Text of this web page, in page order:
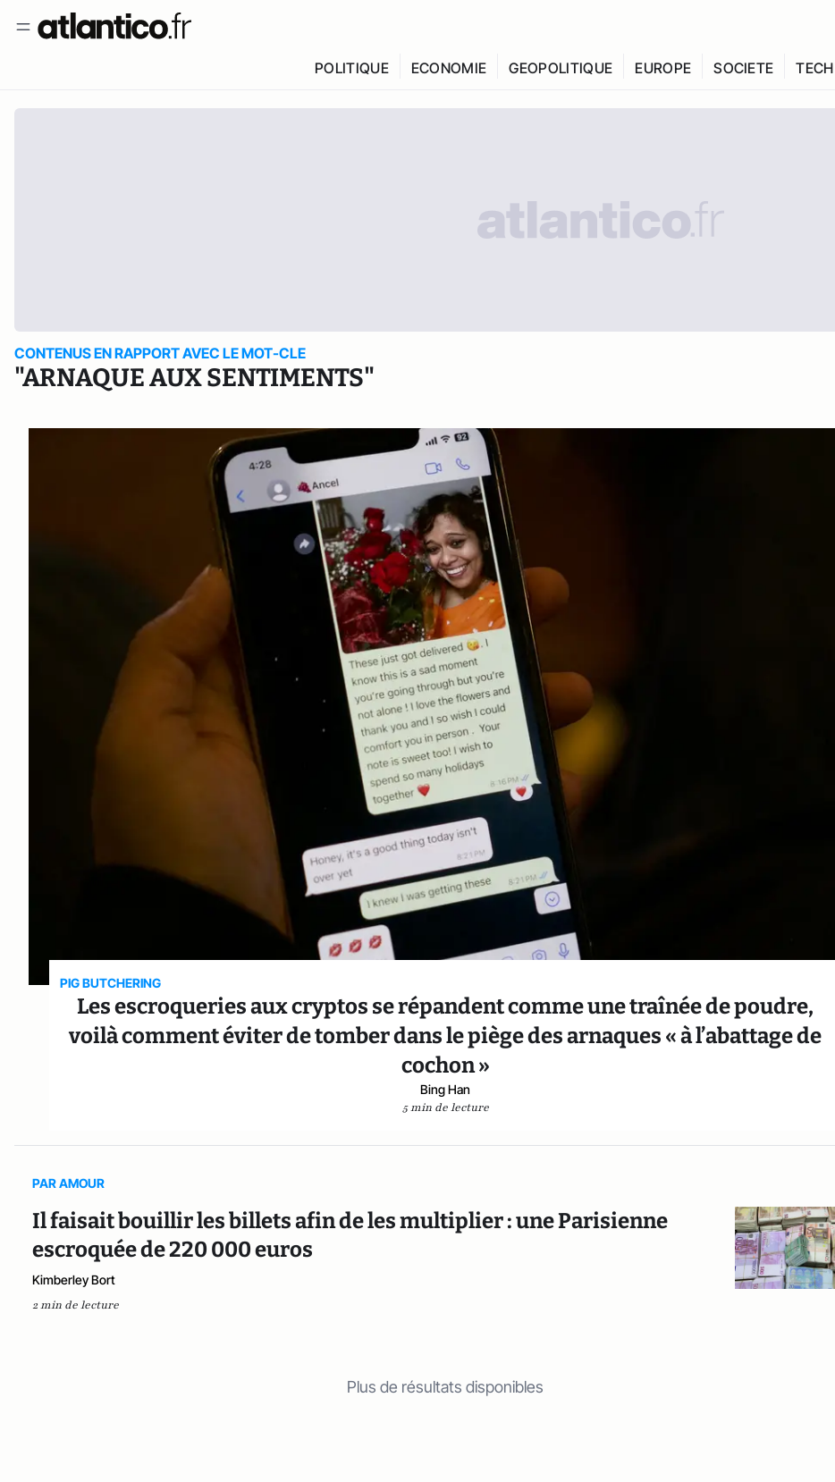
POLITIQUE ECONOMIE GEOPOLITIQUE EUROPE SOCIETE
CONTENUS EN RAPPORT AVEC LE MOT-CLE
"ARNAQUE AUX SENTIMENTS"
PIG BUTCHERING
Les escroqueries aux cryptos se répandent comme une traînée de poudre,
voilà comment éviter de tomber dans le piège des arnaques « à l’abattage de
cochon »
Bing Han
5 min de lecture
PAR AMOUR
Il faisait bouillir les billets afin de les multiplier : une Parisienne
escroquée de 220 000 euros
Kimberley Bort
2 min de lecture
Plus de résultats disponibles